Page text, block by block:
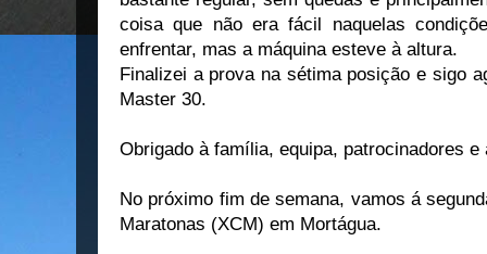
coisa que não era fácil naquelas
enfrentar, mas a máquina esteve à altura.
Finalizei a prova na sétima posição e sigo
Master 30.
Obrigado à família, equipa, patrocinadores
No próximo fim de semana, vamos á
Maratonas (XCM) em Mortágua.